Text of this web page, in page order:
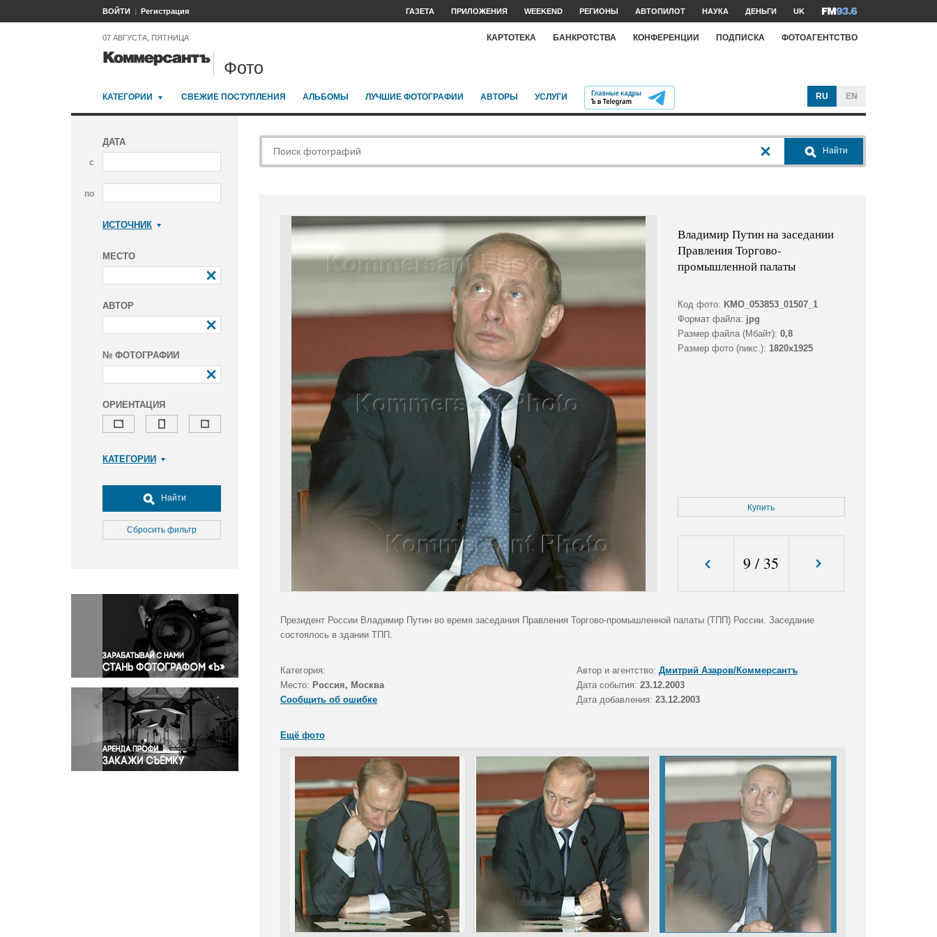
ВОЙТИ Регистрация ГАЗЕТА ПРИЛОЖЕНИЯ WEEKEND РЕГИОНЫ АВТОПИЛОТ НАУКА ДЕНЬГИ UK
07 АВГУСТА, ПЯТНИЦА КАРТОТЕКА БАНКРОТСТВА КОНФЕРЕНЦИИ ПОДПИСКА ФОТОАГЕНТСТВО
Фото
КАТЕГОРИИ СВЕЖИЕ ПОСТУПЛЕНИЯ АЛЬБОМЫ ЛУЧШИЕ ФОТОГРАФИИ АВТОРЫ УСЛУГИ RU EN
ДАТА
с
по
ИСТОЧНИК
МЕСТО
АВТОР
№ ФОТОГРАФИИ
ОРИЕНТАЦИЯ
КАТЕГОРИИ
Досуг, туризм и отдых
Культура
Медицина
Окружающая среда
Политика
Правосудие
Происшествия и конфликты
Религия
Светская жизнь
Спорт
Экология
Экономика и бизнес
Найти
Сбросить фильтр
Найти
Владимир Путин на заседании
Правления Торгово-
промышленной палаты
Код фото: KMO_053853_01507_1
Формат файла: jpg
Размер файла (Мбайт): 0,8
Размер фото (пикс.): 1820x1925
Купить
9 / 35
Президент России Владимир Путин во время заседания Правления Торгово-промышленной палаты (ТПП) России. Заседание
состоялось в здании ТПП.
Категория: Автор и агентство: Дмитрий Азаров/Коммерсантъ
Место: Россия, Москва Дата события: 23.12.2003
Сообщить об ошибке
Дата добавления: 23.12.2003
Ещё фото